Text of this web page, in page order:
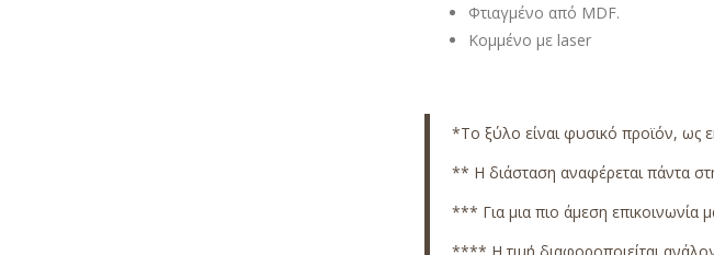
Φτιαγμένο από MDF.
Κομμένο με laser
*Το ξύλο είναι φυσικό προϊόν, ως
** Η διάσταση αναφέρεται πάντα
*** Για μια πιο άμεση επικοινωνία